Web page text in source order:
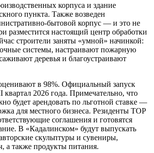
корпуса и здание
пункта. Также возведен
бытовой корпус — и это не
разместится настоящий центр обработки
строители заняты «умной» начинкой:
системы, настраивают пожарную
деревья и благоустраивают
в 98%. Официальный запуск
квартал 2026 года. Примечательно, что
будет арендовать по льготной ставке —
для местного бизнеса. Резиденты ТОР
соглашения и готовятся
В «Кадалинском» будут выпускать
скульптуры и сувениры,
а также продукты питания.